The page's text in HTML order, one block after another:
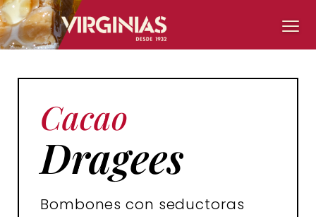
Cacao
Dragees
Bombones con seductoras